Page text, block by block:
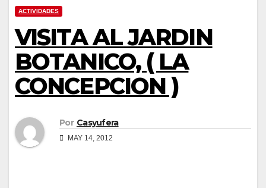
ACTIVIDADES
VISITA AL JARDIN
BOTANICO, ( LA
CONCEPCION )
Por Casyufera
MAY 14, 2012